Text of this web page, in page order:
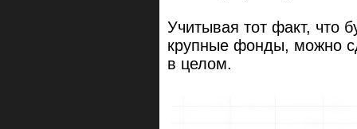
Учитывая тот факт, что
крупные фонды, можно
в целом.